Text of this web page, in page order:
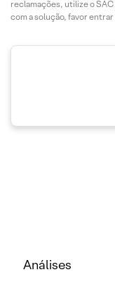
reclamações, utilize o
com a solução, favor
Análises